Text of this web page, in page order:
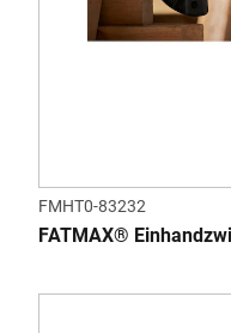
FMHT0-83232
FATMAX®